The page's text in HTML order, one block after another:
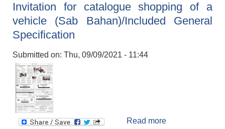
आवह्नान सम्बन्धी
सूचना ।
Invitation for catalogue shopping of a
vehicle (Sab Bahan)/Included General
Specification
Submitted on: Thu, 09/09/2021 - 11:44
Read more